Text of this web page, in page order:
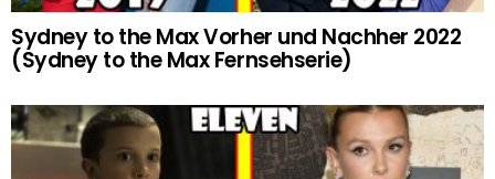
Sydney to the Max Vorher und Nachher 2022
(Sydney to the Max Fernsehserie)